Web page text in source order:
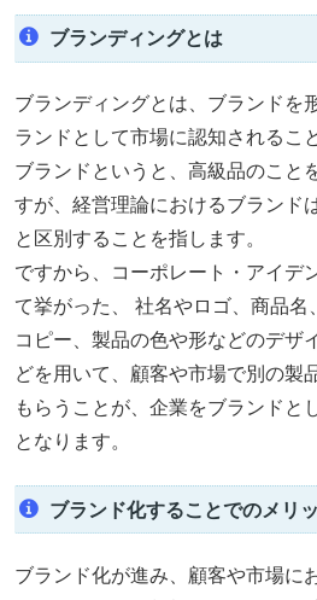
ブランディングとは
ブランディングとは、ブランドを
ランドとして市場に認知されるこ
ブランドというと、高級品のこと
すが、経営理論におけるブランド
と区別することを指します。
ですから、コーポレート・アイデ
て挙がった、 社名やロゴ、商品名
コピー、製品の色や形などのデザ
どを用いて、顧客や市場で別の製
もらうことが、企業をブランドと
となります。
ブランド化することでのメリ
ブランド化が進み、顧客や市場に